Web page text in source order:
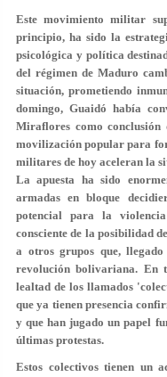
Este movimiento militar
principio, ha sido la
psicológica y política
del régimen de Maduro
situación, prometiendo
domingo, Guaidó había
Miraflores como conclusión
movilización popular para
militares de hoy aceleran la
La apuesta ha sido
armadas en bloque
potencial para la
consciente de la posibilidad
a otros grupos que,
revolución bolivariana. En
lealtad de los llamados
que ya tienen presencia
y que han jugadoun papel
últimas protestas.
Estos colectivos tienen un